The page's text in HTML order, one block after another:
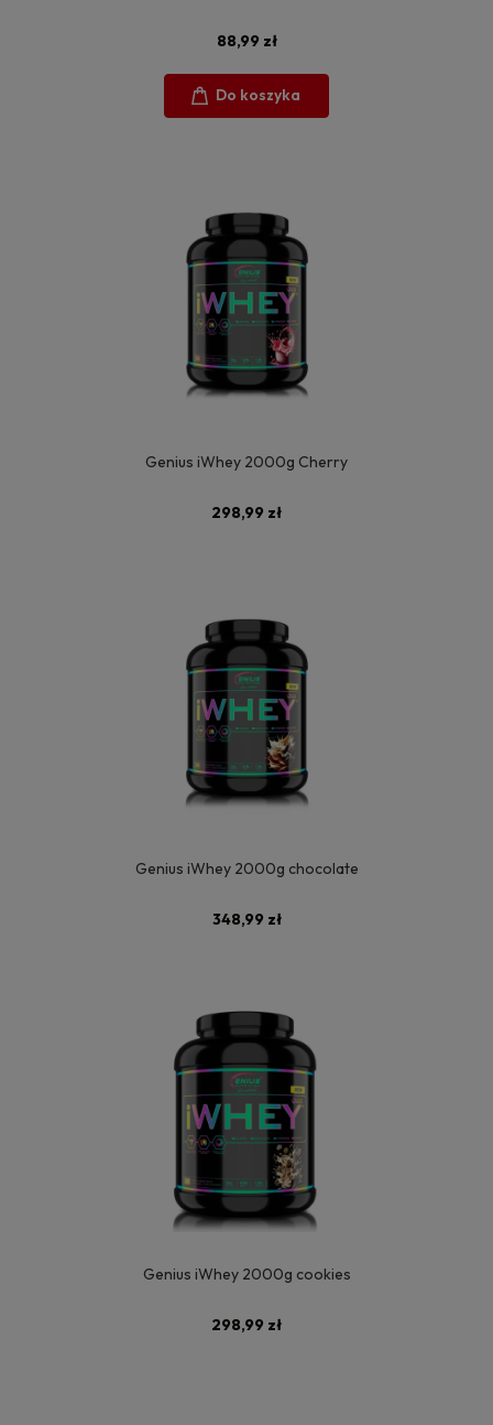
88,99 zł
Do koszyka
Genius iWhey 2000g Cherry
298,99 zł
Genius iWhey 2000g chocolate
348,99 zł
Genius iWhey 2000g cookies
298,99 zł